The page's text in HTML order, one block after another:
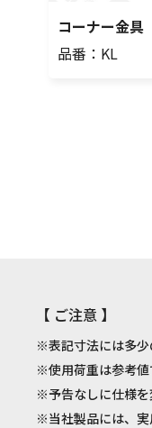
コーナー金具
品番：KL
【 ご注意 】
※表記寸法には多少
※使用荷重は参考値
※予告なしに仕様を
※当社製品には、実